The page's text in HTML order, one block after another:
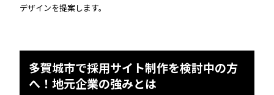
デザインを提案します。
多賀城市で採用サイト制作を検討中の方
へ！地元企業の強みとは